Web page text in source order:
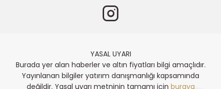
YASAL UYARI
Burada yer alan haberler ve altın fiyatları bilgi amaçlıdır.
Yayınlanan bilgiler yatırım danışmanlığı kapsamında
değildir. Yasal uyarı metninin tamamı için buraya